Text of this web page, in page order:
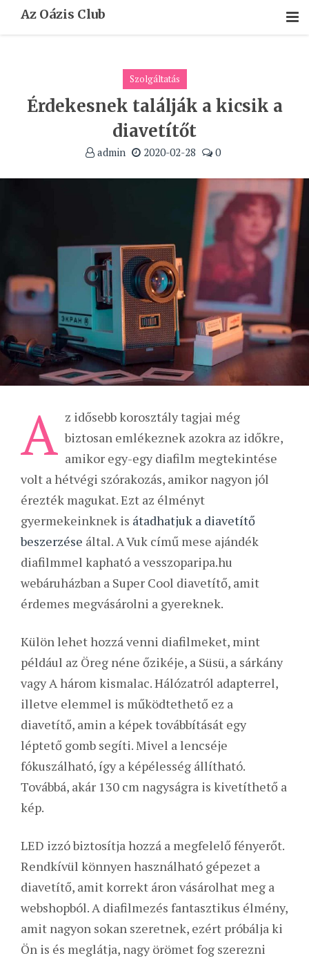
Az Oázis Club
Szolgáltatás
Érdekesnek találják a kicsik a
diavetítőt
admin 2020-02-28 0
A z idősebb korosztály tagjai még
biztosan emlékeznek azokra az időkre,
amikor egy-egy diafilm megtekintése
volt a hétvégi szórakozás, amikor nagyon jól
érezték magukat. Ezt az élményt
gyermekeinknek is átadhatjuk a diavetítő
beszerzése által. A Vuk című mese ajándék
diafilmmel kapható a vesszoparipa.hu
webáruházban a Super Cool diavetítő, amit
érdemes megvásárolni a gyereknek.
Külön lehet hozzá venni diafilmeket, mint
például az Öreg néne őzikéje, a Süsü, a sárkány
vagy A három kismalac. Hálózatról adapterrel,
illetve elemmel is működtethető ez a
diavetítő, amin a képek továbbítását egy
léptető gomb segíti. Mivel a lencséje
fókuszálható, így a képélesség állítható.
Továbbá, akár 130 cm nagyságra is kivetíthető a
kép.
LED izzó biztosítja hozzá a megfelelő fényerőt.
Rendkívül könnyen használható gépezet a
diavetítő, amit korrekt áron vásárolhat meg a
webshopból. A diafilmezés fantasztikus élmény,
amit nagyon sokan szeretnek, ezért próbálja ki
Ön is és meglátja, nagy örömet fog szerezni